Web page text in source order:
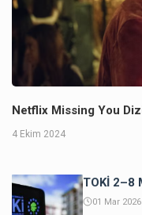
Netflix Missing You
4 Ekim 2024
TOKİ 2–8
01 Mar 2026